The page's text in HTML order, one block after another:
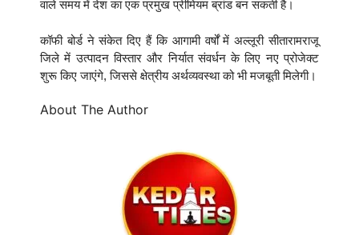
वाले समय में देश का एक प्रमुख प्रीमियम ब्रांड बन सकती है।
कॉफी बोर्ड ने संकेत दिए हैं कि आगामी वर्षों में अल्लूरी सीतारामराजू
जिले में उत्पादन विस्तार और निर्यात संवर्धन के लिए नए प्रोजेक्ट
शुरू किए जाएंगे, जिससे क्षेत्रीय अर्थव्यवस्था को भी मजबूती मिलेगी।
About The Author